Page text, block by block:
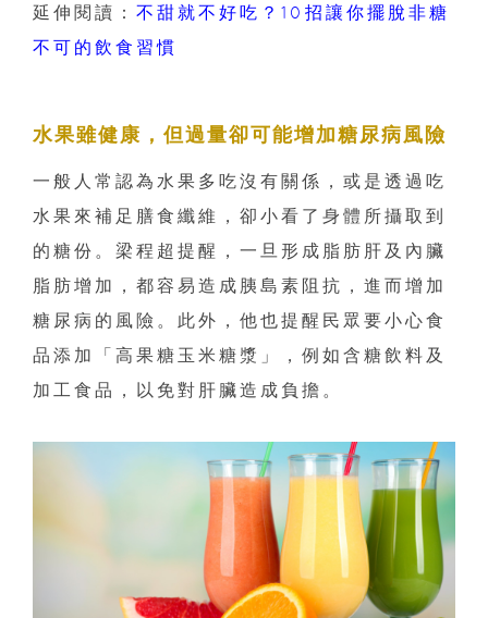
延伸閱讀： 不甜就不好吃？10招讓你擺脫非糖
不可的飲食習慣
水果雖健康，但過量卻可能增加糖尿病風險
一般人常認為水果多吃沒有關係，或是透過吃
水果來補足膳食纖維，卻小看了身體所攝取到
的糖份。梁程超提醒，一旦形成脂肪肝及內臟
脂肪增加，都容易造成胰島素阻抗，進而增加
糖尿病的風險。此外，他也提醒民眾要小心食
品添加「高果糖玉米糖漿」，例如含糖飲料及
加工食品，以免對肝臟造成負擔。